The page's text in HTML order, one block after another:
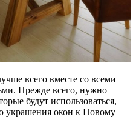
всего вместе со всеми
Прежде всего, нужно
будут использоваться,
украшения окон к Новому